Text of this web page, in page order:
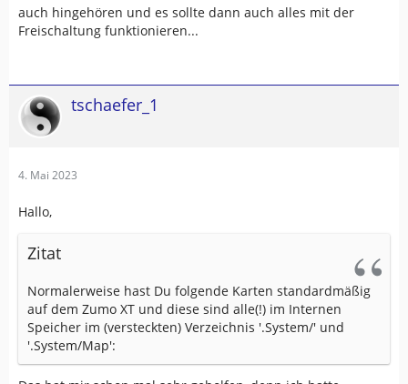
auch hingehören und es sollte dann auch alles mit der
Freischaltung funktionieren...
tschaefer_1
4. Mai 2023
Hallo,
Zitat
Normalerweise hast Du folgende Karten standardmäßig
auf dem Zumo XT und diese sind alle(!) im Internen
Speicher im (versteckten) Verzeichnis '.System/' und
'.System/Map':